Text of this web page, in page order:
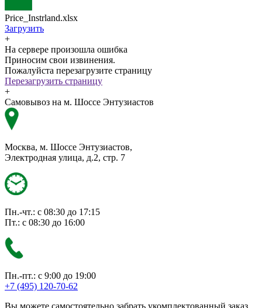
Price_Instrland.xlsx
Загрузить
+
На сервере произошла ошибка
Приносим свои извинения.
Пожалуйста перезагрузите страницу
Перезагрузить страницу
+
Самовывоз на м. Шоссе Энтузиастов
Москва, м. Шоссе Энтузиастов,
Электродная улица, д.2, стр. 7
Пн.-чт.: с 08:30 до 17:15
Пт.: с 08:30 до 16:00
Пн.-пт.: с 9:00 до 19:00
+7 (495) 120-70-62
Вы можете самостоятельно забрать укомплектованный заказ